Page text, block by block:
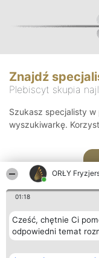
ORŁY
01:18
Cześć, chętnie Ci
odpowiedni temat
Znajdź
Plebiscyt skupia
Szukasz specjalisty
wyszukiwarkę.
Organizator plebiscytu